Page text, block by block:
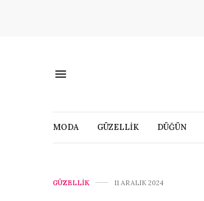
MODA GÜZELLİK DÜĞÜN
GÜZELLİK 11 ARALIK 2024